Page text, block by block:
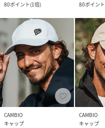
80ポイント(1倍)
80ポイント
CAMBIO
キャップ
CAMBIO
キャップ